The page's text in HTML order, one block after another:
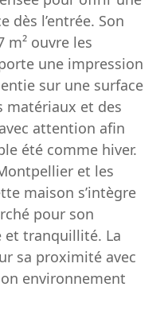
dès l’entrée. Son
m² ouvre les
une impression
sur une surface
matériaux et des
attention afin
été comme hiver.
et les
maison s’intègre
pour son
et tranquillité. La
sa proximité avec
environnement